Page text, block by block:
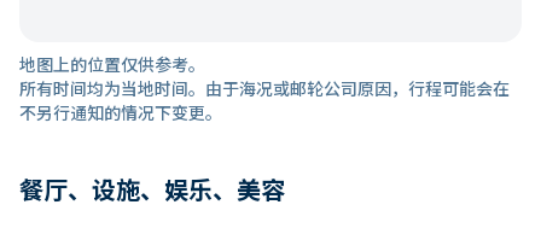
地图上的位置仅供参考。
所有时间均为当地时间。由于海况或邮轮公司原因，行程可能会在
不另行通知的情况下变更。
餐厅、设施、娱乐、美容